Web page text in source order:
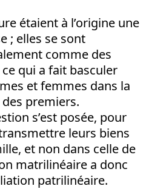
étaient à l’origine une
; elles se sont
comme des
qui a fait basculer
et femmes dans la
premiers.
s’est posée, pour
leurs biens
et non dans celle de
matrilinéaire a donc
patrilinéaire.